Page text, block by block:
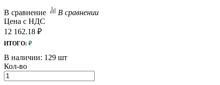
В сравнение
В сравнении
Цена с НДС
12 162.18 ₽
ИТОГО: ₽
В наличии: 129 шт
Кол-во